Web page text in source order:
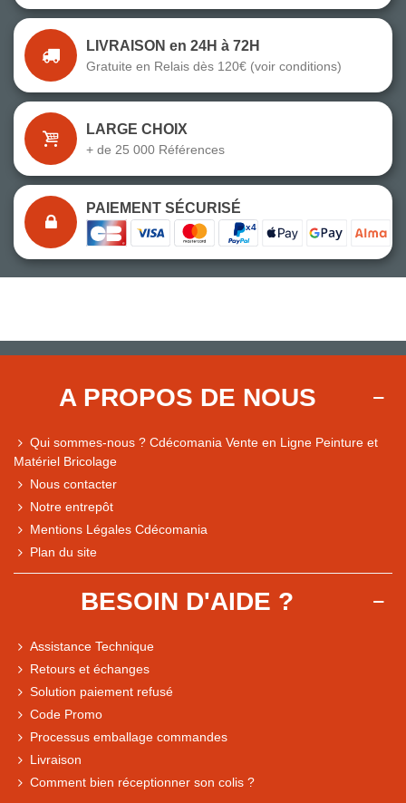
Comparaison des performances du magasin
LIVRAISON en 24H à 72H
Gratuite en Relais dès 120€ (voir conditions)
LARGE CHOIX
+ de 25 000 Références
PAIEMENT SÉCURISÉ
A PROPOS DE NOUS
Qui sommes-nous ? Cdécomania Vente en Ligne Peinture et
Matériel Bricolage
Nous contacter
Notre entrepôt
Mentions Légales Cdécomania
Plan du site
BESOIN D'AIDE ?
Assistance Technique
Retours et échanges
Solution paiement refusé
Code Promo
Processus emballage commandes
Livraison
Comment bien réceptionner son colis ?